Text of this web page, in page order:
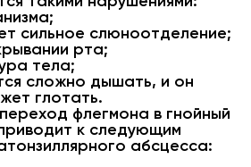
сильное слюноотделение;
рта;
тела;
сложно дышать, и он
глотать.
флегмона в гнойный
к следующим
абсцесса: